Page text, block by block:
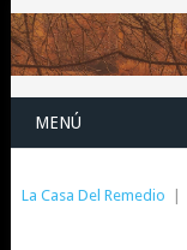
MENÚ
La Casa Del Remedio